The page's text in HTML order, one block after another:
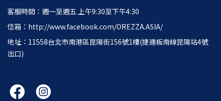
客服時間：週一至週五 上午9:30至下午4:30
信箱：http://www.facebook.com/OREZZA.ASIA/
地址：11558台北市南港區昆陽街156號1樓(捷運板南線昆陽站4號
出口)